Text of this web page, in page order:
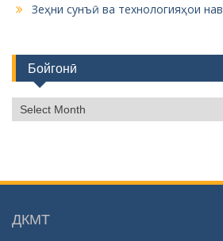
Зеҳни сунъӣ ва технологияҳои нав
Бойгонӣ
о
н
ДКМТ